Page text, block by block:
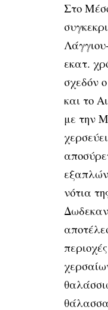
Στο
εκατ.
σχεδόν
και το
με την
νότια